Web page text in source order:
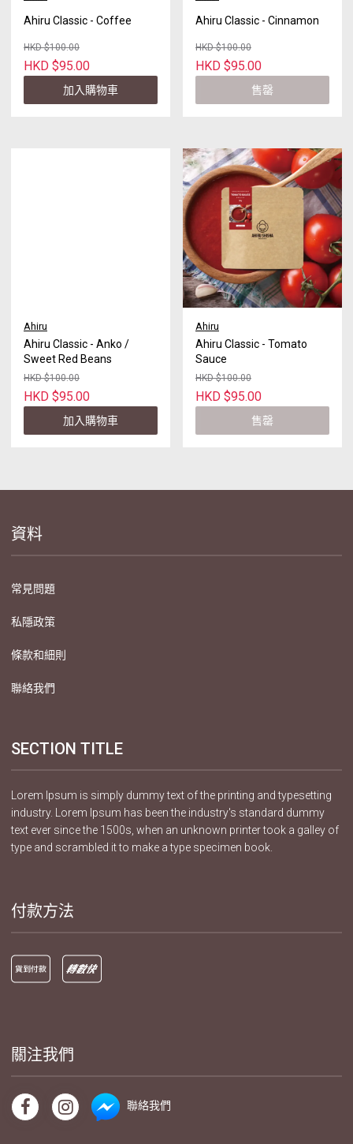
Ahiru Classic - Coffee
HKD $100.00
HKD $95.00
加入購物車
Ahiru Classic - Cinnamon
HKD $100.00
HKD $95.00
售罄
Ahiru
Ahiru Classic - Anko /
Sweet Red Beans
HKD $100.00
HKD $95.00
加入購物車
Ahiru
Ahiru Classic - Tomato
Sauce
HKD $100.00
HKD $95.00
售罄
資料
常見問題
私隱政策
條款和細則
聯絡我們
SECTION TITLE
Lorem Ipsum is simply dummy text of the printing and typesetting
industry. Lorem Ipsum has been the industry's standard dummy
text ever since the 1500s, when an unknown printer took a galley of
type and scrambled it to make a type specimen book.
付款方法
關注我們
聯絡我們